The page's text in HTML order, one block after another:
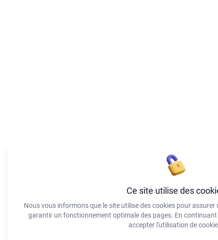
Ce site utilise des
Nous vous informons que le site utilise des cookies pour
garantir un fonctionnement optimale des pages. En continuant
accepter l'utilisation de